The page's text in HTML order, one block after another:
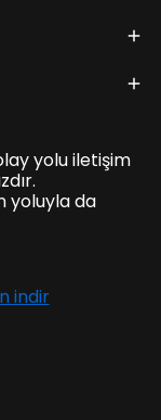
yolu iletişim
yoluyla da